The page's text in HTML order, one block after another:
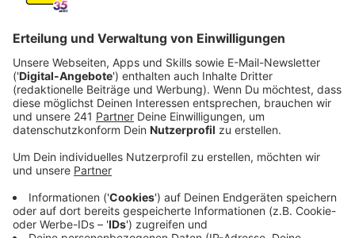
einige wären die tatsächlich hart.
Veröffentlicht:Donnerstag, 14.08.2025 15:14
Anzeige
Vorschlag
Anzeige